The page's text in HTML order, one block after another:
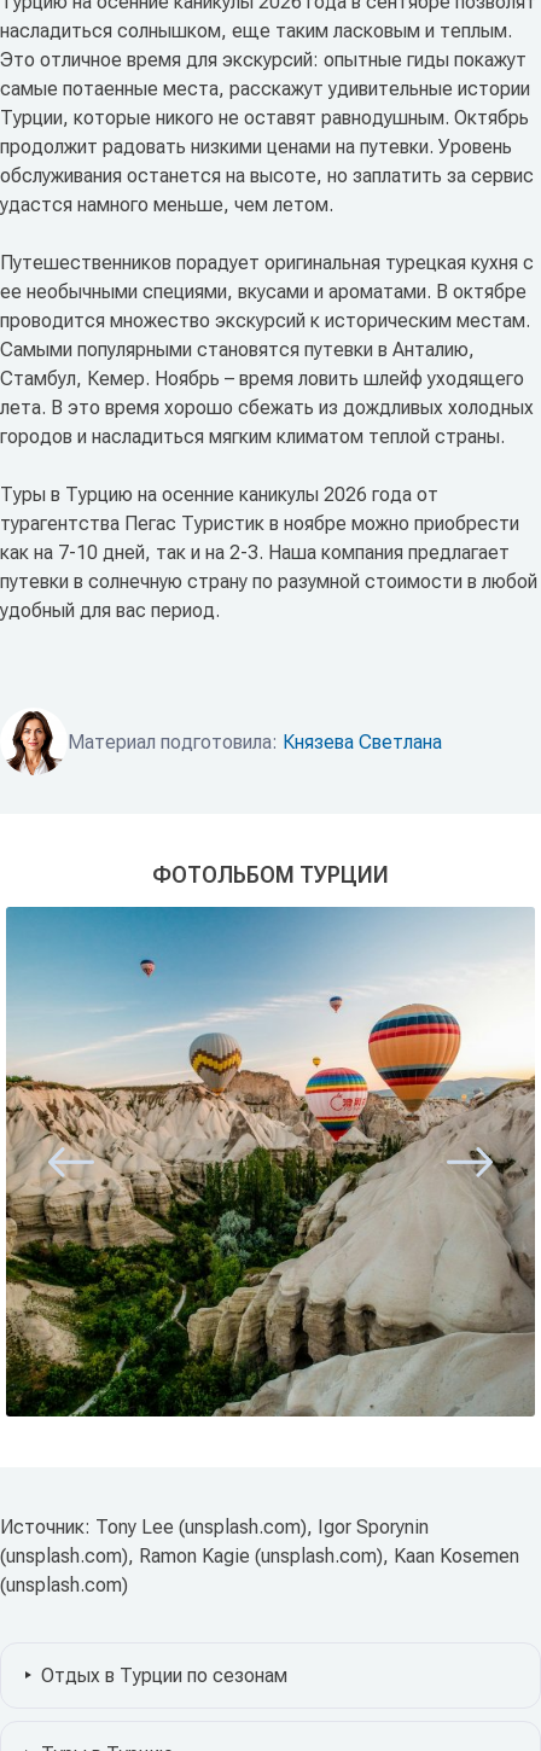
насладиться солнышком, еще таким ласковым и теплым.
Это отличное время для экскурсий: опытные гиды покажут
самые потаенные места, расскажут удивительные истории
Турции, которые никого не оставят равнодушным. Октябрь
продолжит радовать низкими ценами на путевки. Уровень
обслуживания останется на высоте, но заплатить за сервис
удастся намного меньше, чем летом.
Путешественников порадует оригинальная турецкая кухня с
ее необычными специями, вкусами и ароматами. В октябре
проводится множество экскурсий к историческим местам.
Самыми популярными становятся путевки в Анталию,
Стамбул, Кемер. Ноябрь – время ловить шлейф уходящего
лета. В это время хорошо сбежать из дождливых холодных
городов и насладиться мягким климатом теплой страны.
Туры в Турцию на осенние каникулы 2026 года от
турагентства Пегас Туристик в ноябре можно приобрести
как на 7-10 дней, так и на 2-3. Наша компания предлагает
путевки в солнечную страну по разумной стоимости в любой
удобный для вас период.
Материал подготовила: Князева Светлана
ФОТОЛЬБОМ ТУРЦИИ
Источник: Tony Lee (unsplash.com), Igor Sporynin
(unsplash.com), Ramon Kagie (unsplash.com), Kaan Kosemen
(unsplash.com)
Отдых в Турции по сезонам